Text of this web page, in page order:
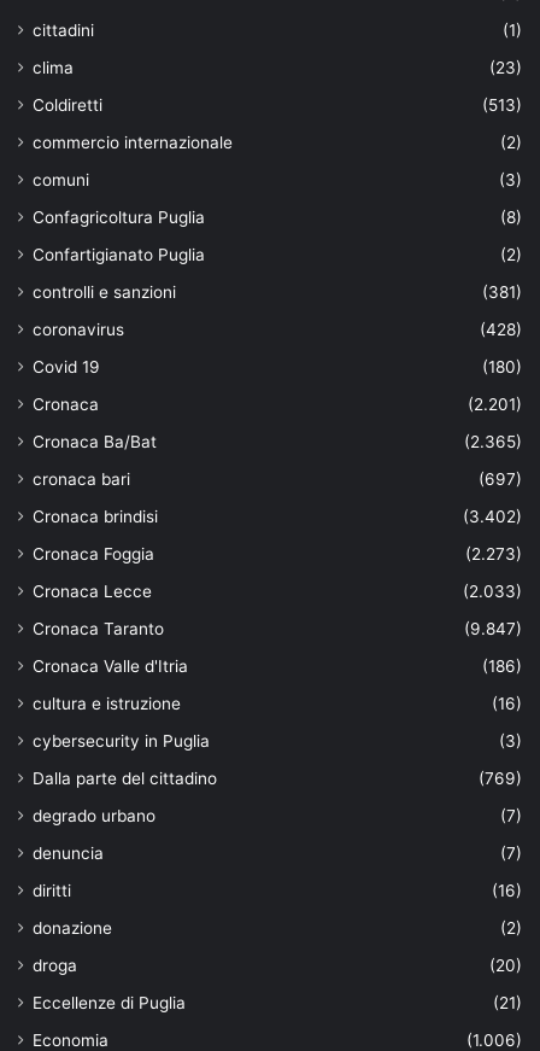
cittadini
(1)
clima
(23)
Coldiretti
(513)
commercio internazionale
(2)
comuni
(3)
Confagricoltura Puglia
(8)
Confartigianato Puglia
(2)
controlli e sanzioni
(381)
coronavirus
(428)
Covid 19
(180)
Cronaca
(2.201)
Cronaca Ba/Bat
(2.365)
cronaca bari
(697)
Cronaca brindisi
(3.402)
Cronaca Foggia
(2.273)
Cronaca Lecce
(2.033)
Cronaca Taranto
(9.847)
Cronaca Valle d'Itria
(186)
cultura e istruzione
(16)
cybersecurity in Puglia
(3)
Dalla parte del cittadino
(769)
degrado urbano
(7)
denuncia
(7)
diritti
(16)
donazione
(2)
droga
(20)
Eccellenze di Puglia
(21)
Economia
(1.006)